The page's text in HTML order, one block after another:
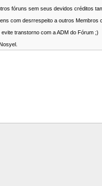
fóruns sem seus devidos créditos
com desrrespeito a outros
transtorno com a ADM do Fórum ;)